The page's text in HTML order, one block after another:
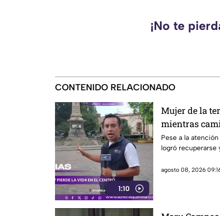
¡No te
CONTENIDO RELACIONADO
1:10
Mujer de la
mientras
Querétaro
Pese a la
logró recuperarse
agosto 08, 2026